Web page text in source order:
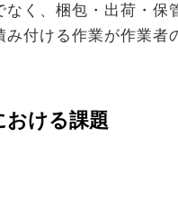
く、梱包・出荷・保
付ける作業が作業者
おける課題